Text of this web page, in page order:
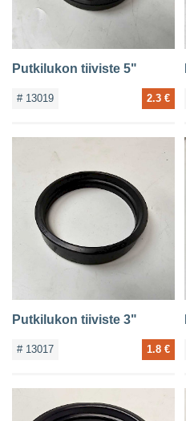
Putkilukon tiiviste 5"
# 13019 2.3 €
Putkilukon tiiviste 3"
# 13017 1.8 €